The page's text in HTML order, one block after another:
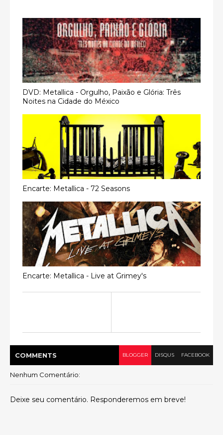
DVD: Metallica - Orgulho, Paixão e Glória: Três
Noites na Cidade do México
Encarte: Metallica - 72 Seasons
Encarte: Metallica - Live at Grimey's
COMMENTS BLOGGER DISQUS FACEBOOK
Nenhum Comentário:
Deixe seu comentário. Responderemos em breve!